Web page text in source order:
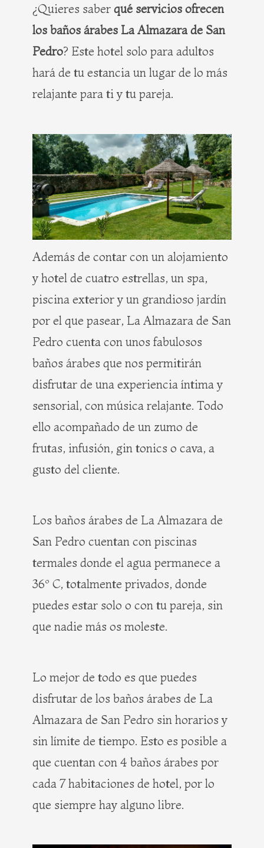
¿Quieres saber qué servicios ofrecen
los baños árabes La Almazara de San
Pedro? Este hotel solo para adultos
hará de tu estancia un lugar de lo más
relajante para ti y tu pareja.
Además de contar con un alojamiento
y hotel de cuatro estrellas, un spa,
piscina exterior y un grandioso jardín
por el que pasear, La Almazara de San
Pedro cuenta con unos fabulosos
baños árabes que nos permitirán
disfrutar de una experiencia íntima y
sensorial, con música relajante. Todo
ello acompañado de un zumo de
frutas, infusión, gin tonics o cava, a
gusto del cliente.
Los baños árabes de La Almazara de
San Pedro cuentan con piscinas
termales donde el agua permanece a
36º C, totalmente privados, donde
puedes estar solo o con tu pareja, sin
que nadie más os moleste.
Lo mejor de todo es que puedes
disfrutar de los baños árabes de La
Almazara de San Pedro sin horarios y
sin límite de tiempo. Esto es posible a
que cuentan con 4 baños árabes por
cada 7 habitaciones de hotel, por lo
que siempre hay alguno libre.